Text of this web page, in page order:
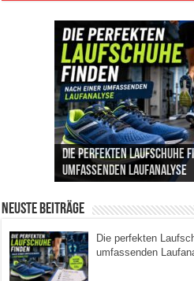
Die perfekten Laufschuhe
umfassenden Laufanalyse
Intelligente ZYCLE-Bikes:
Präzision, Leistung und
Insemination (IUI): Ablauf,
Kosten im Überblick
Cannabis als Medizin: Wie
und Schlaf im Alltag
Leben mit Inkontinenz:
Sicherheit im Alltag
Neuste Beiträge
Die perfekten
umfassenden